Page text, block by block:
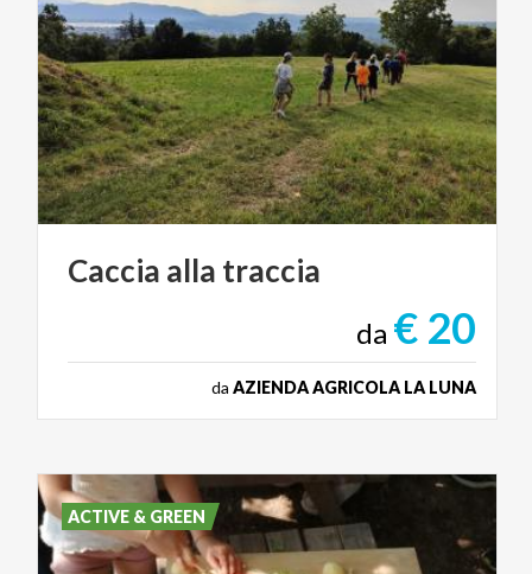
Caccia alla traccia
da € 20
da AZIENDA AGRICOLA LA LUNA
ACTIVE & GREEN